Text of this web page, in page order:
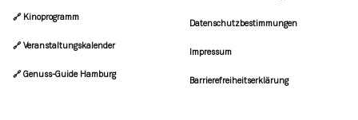
🔗 Kinoprogramm
🔗 Veranstaltungskalender
🔗 Genuss-Guide Hamburg
Datenschutzbestimmungen
Impressum
Barrierefreiheitserklärung